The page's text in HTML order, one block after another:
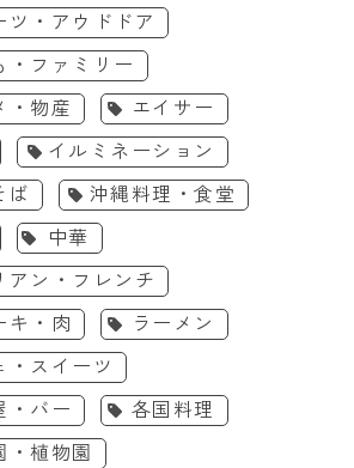
ファミリー
ツ・アウドドア
・ファミリー
・物産
エイサー
イルミネーション
ば
沖縄料理・食堂
中華
アン・フレンチ
キ・肉
ラーメン
・スイーツ
・バー
各国料理
・植物園